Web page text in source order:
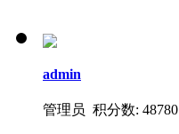
admin
管理员 积分数: 48780